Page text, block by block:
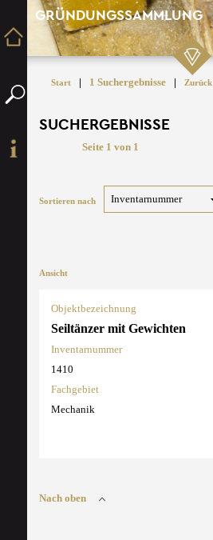
GRÜNDUNGSSAMMLUNG
Start | 1 Suchergebnisse | Zurück
SUCHERGEBNISSE
Seite 1 von 1
Sortieren nach
Ansicht
Objektbezeichnung
Seiltänzer mit Gewichten
Inventarnummer
1410
Fachgebiet
Mechanik
Nach oben